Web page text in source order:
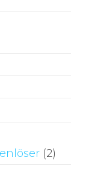
(2)